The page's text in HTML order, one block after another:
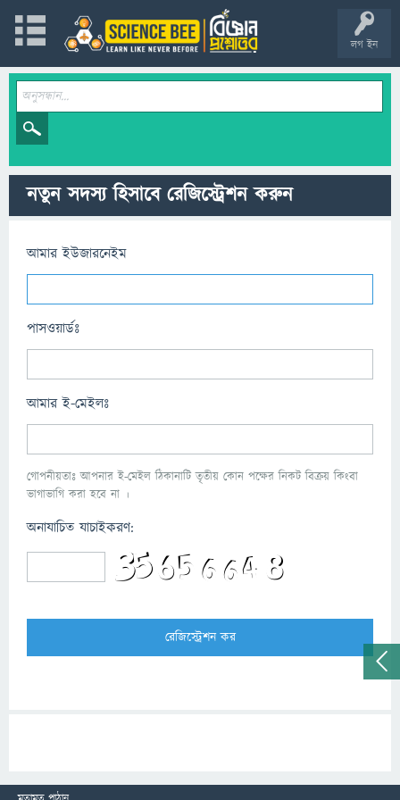
লগ ইন
নতুন সদস্য হিসাবে রেজিস্ট্রেশন করুন
আমার ইউজারনেইম
পাসওয়ার্ডঃ
আমার ই-মেইলঃ
গোপনীয়তাঃ আপনার ই-মেইল ঠিকানাটি তৃতীয় কোন পক্ষের নিকট বিক্রয় কিংবা
ভাগাভাগি করা হবে না ।
অনাযাচিত যাচাইকরণ: